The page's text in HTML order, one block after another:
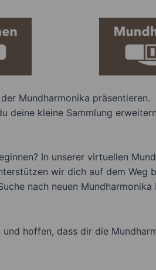
Mundharmonika präsentieren.
deine kleine Sammlung
In unserer virtuellen
wir dich auf dem Weg
nach neuen Mundharmonika
hoffen, dass dir die